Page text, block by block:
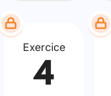
Exercice
4